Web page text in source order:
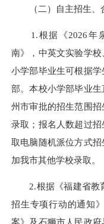
（二）自主招生、
1.根据《2026年泉
南》，中英文实验学
小学部毕业生可根据
部。本校小学部毕业
州市审批的招生范围
录取；报名人数超过
取电脑随机派位方式
加我市其他学校录取。
2.根据《福建省教育
招生专项行动的通知